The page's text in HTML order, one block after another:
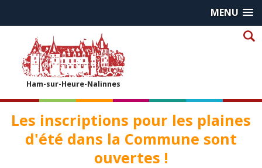
MENU
Ham-sur-Heure-Nalinnes
Les inscriptions pour les plaines
d'été dans la Commune sont
ouvertes !